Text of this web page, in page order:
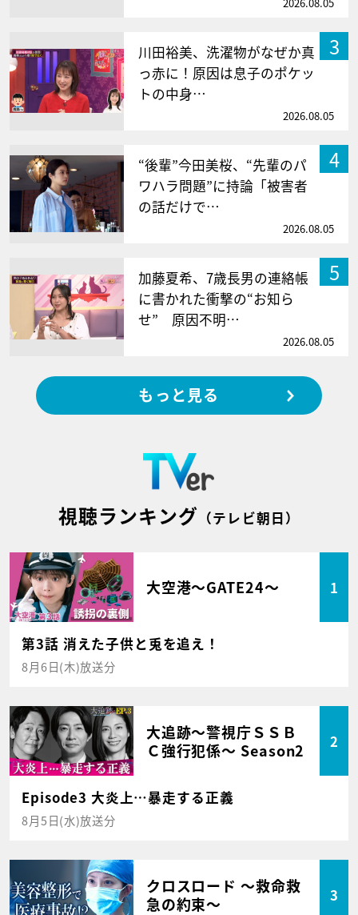
3
川田裕美、洗濯物がなぜか真
っ赤に！原因は息子のポケッ
トの中身…
2026.08.05
4
“後輩”今田美桜、“先輩のパ
ワハラ問題”に持論「被害者
の話だけで…
2026.08.05
5
加藤夏希、7歳長男の連絡帳
に書かれた衝撃の“お知ら
せ” 原因不明…
2026.08.05
もっと見る
視聴ランキング （テレビ朝日）
大空港～GATE24～ 1
第3話 消えた子供と兎を追え！
8月6日(木)放送分
大追跡～警視庁ＳＳＢ
Ｃ強行犯係～ Season2
2
Episode3 大炎上…暴走する正義
8月5日(水)放送分
クロスロード ～救命救
急の約束～
3